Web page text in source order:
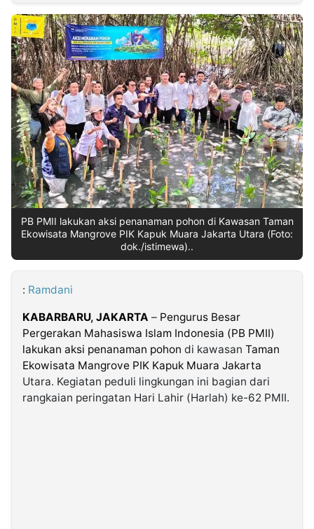
INDONESIA
Partner
Insight
NTB
Suara
Time
Lens
IDN
Daily
Jogja
Jalan
Rakyat
Idealita
News
Kita
Notice
Dinamikapost.com
Radar
Baru
Seedbacklink
Follow
Kabarbaru
Kabarbaru.co
PB PMII lakukan aksi penanaman pohon di Kawasan Taman
Ekowisata Mangrove PIK Kapuk Muara Jakarta Utara (Foto:
dok./istimewa)..
: Ramdani
KABARBARU, JAKARTA – Pengurus Besar
Pergerakan Mahasiswa Islam Indonesia (PB PMII)
lakukan aksi penanaman pohon di kawasan Taman
Ekowisata Mangrove PIK Kapuk Muara Jakarta
Utara. Kegiatan peduli lingkungan ini bagian dari
rangkaian peringatan Hari Lahir (Harlah) ke-62 PMII.